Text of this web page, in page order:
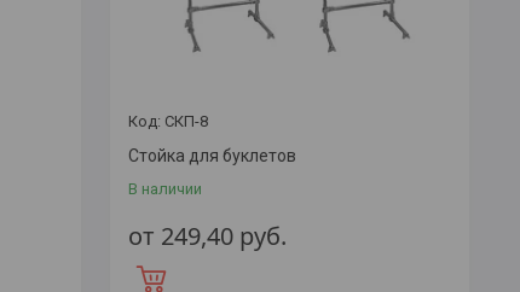
СКП-8
Стойка для буклетов
В наличии
от 249,40 руб.